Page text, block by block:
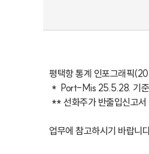
평택항 통계 인포그래픽
업무에 참고하시기 바랍니